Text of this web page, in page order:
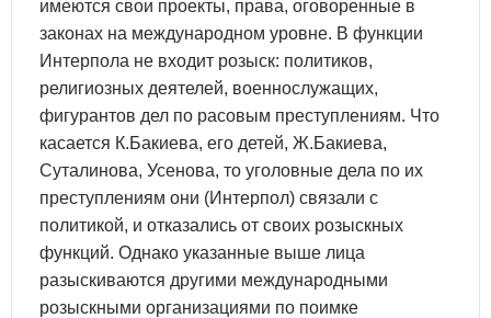
имеются свои проекты, права, оговоренные в
законах на международном уровне. В функции
Интерпола не входит розыск: политиков,
религиозных деятелей, военнослужащих,
фигурантов дел по расовым преступлениям. Что
касается К.Бакиева, его детей, Ж.Бакиева,
Суталинова, Усенова, то уголовные дела по их
преступлениям они (Интерпол) связали с
политикой, и отказались от своих розыскных
функций. Однако указанные выше лица
разыскиваются другими международными
розыскными организациями по поимке